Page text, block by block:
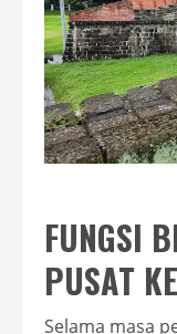
FUNGSI
PUSAT
Selama masa